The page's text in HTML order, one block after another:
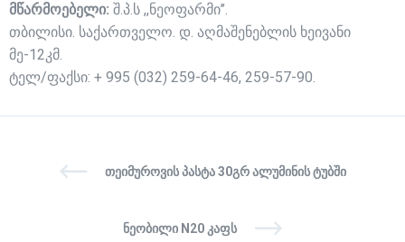
მწარმოებელი: შ.პ.ს ,,ნეოფარმი’’.
თბილისი. საქართველო. დ. აღმაშენებლის ხეივანი
მე-12კმ.
ტელ/ფაქსი: + 995 (032) 259-64-46, 259-57-90.
ᲗᲔᲘᲛᲣᲠᲝᲕᲘᲡ ᲞᲐᲡᲢᲐ 30ᲒᲠ ᲐᲚᲣᲛᲘᲜᲘᲡ ᲢᲣᲑᲨᲘ
ᲜᲔᲝᲑᲘᲚᲘ N20 ᲙᲐᲤᲡ